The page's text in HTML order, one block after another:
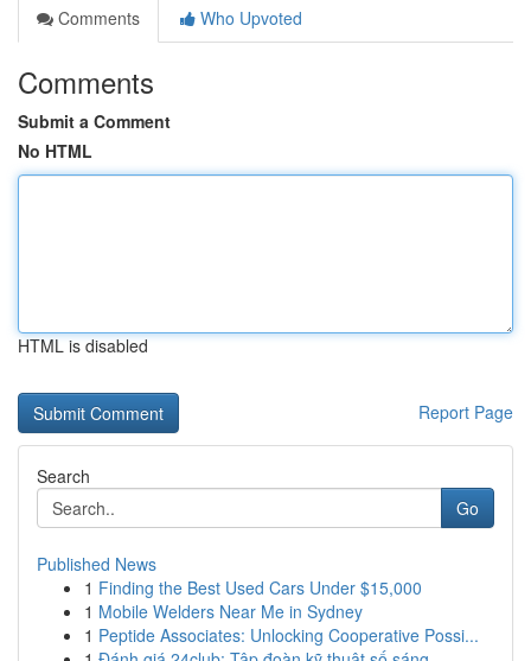
Comments
Who Upvoted
Comments
Submit a Comment
No HTML
HTML is disabled
Report Page
Search
Go
Published News
1 Finding the Best Used Cars Under $15,000
1 Mobile Welders Near Me in Sydney
1 Peptide Associates: Unlocking Cooperative Possi...